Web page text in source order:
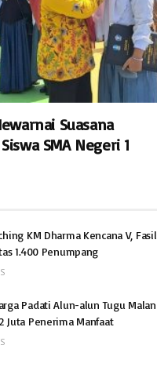
Suasana
SMA Negeri 1
KM Dharma Kencana V,
1.400 Penumpang
Padati Alun-alun Tugu
Juta Penerima Manfaat